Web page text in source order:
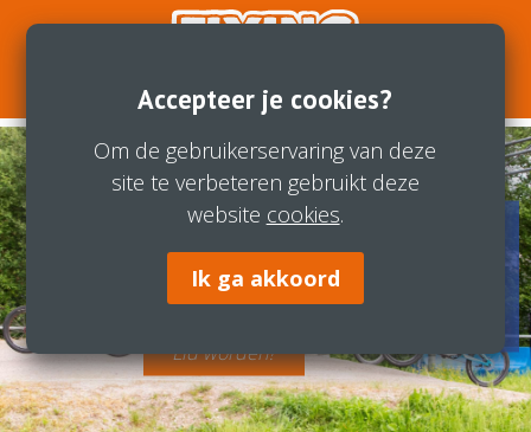
Accepteer je cookies?
Om de gebruikerservaring van deze
site te verbeteren gebruikt deze
website cookies.
Ik ga akkoord
Flying Bikes BMX Racing in
Kootwijkerbroek
Lid worden?